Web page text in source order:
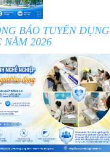
BÁO TUYỂN DỤNG
NĂM 2026